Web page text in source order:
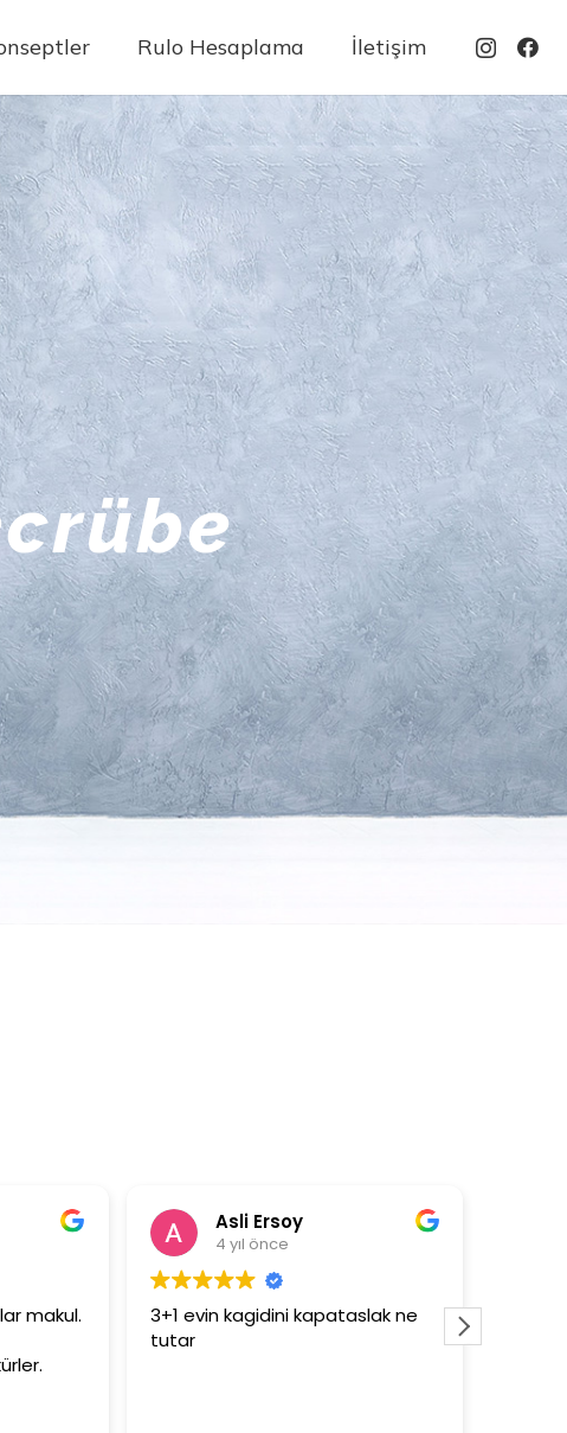
Rulo Hesaplama İletişim
makul.
Asli Ersoy
4 yıl önce
3+1 evin kagidini kapataslak ne
tutar